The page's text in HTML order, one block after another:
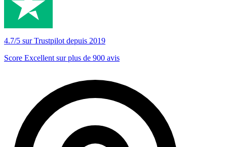
4.7/5 sur Trustpilot depuis 2019
Score Excellent sur plus de 900 avis